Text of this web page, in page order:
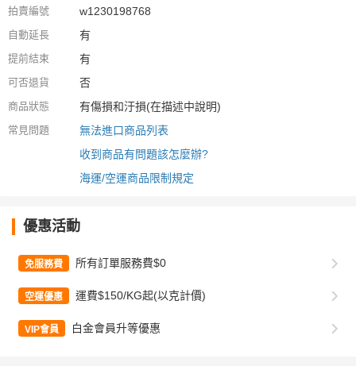
拍賣編號 w1230198768
自動延長 有
提前結束 有
可否退貨 否
商品狀態 有傷損和汙損(在描述中說明)
常見問題
無法進口商品列表
收到商品有問題該怎麼辦?
海運/空運商品限制規定
優惠活動
免服務費 所有訂單服務費$0
空運優惠 運費$150/KG起(以克計價)
VIP會員 白金會員升等優惠